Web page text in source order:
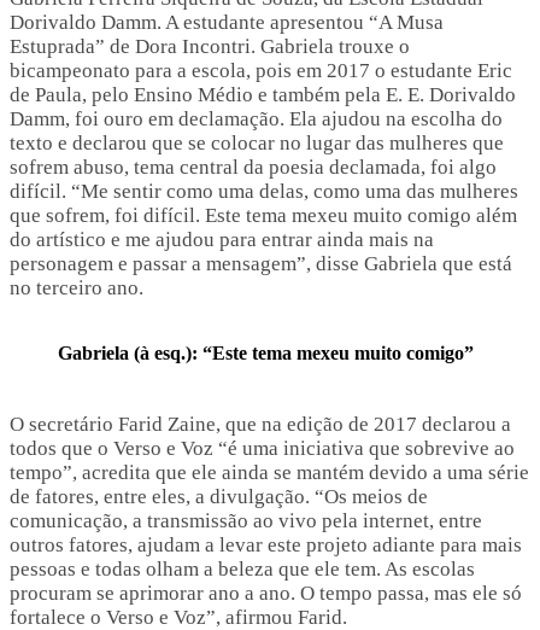
Dorivaldo Damm. A estudante apresentou “A Musa
Estuprada” de Dora Incontri. Gabriela trouxe o
bicampeonato para a escola, pois em 2017 o estudante Eric
de Paula, pelo Ensino Médio e também pela E. E. Dorivaldo
Damm, foi ouro em declamação. Ela ajudou na escolha do
texto e declarou que se colocar no lugar das mulheres que
sofrem abuso, tema central da poesia declamada, foi algo
difícil. “Me sentir como uma delas, como uma das mulheres
que sofrem, foi difícil. Este tema mexeu muito comigo além
do artístico e me ajudou para entrar ainda mais na
personagem e passar a mensagem”, disse Gabriela que está
no terceiro ano.
Gabriela (à esq.): “Este tema mexeu muito comigo”
O secretário Farid Zaine, que na edição de 2017 declarou a
todos que o Verso e Voz “é uma iniciativa que sobrevive ao
tempo”, acredita que ele ainda se mantém devido a uma série
de fatores, entre eles, a divulgação. “Os meios de
comunicação, a transmissão ao vivo pela internet, entre
outros fatores, ajudam a levar este projeto adiante para mais
pessoas e todas olham a beleza que ele tem. As escolas
procuram se aprimorar ano a ano. O tempo passa, mas ele só
fortalece o Verso e Voz”, afirmou Farid.